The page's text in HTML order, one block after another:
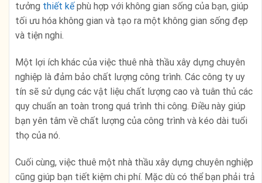
tưởng thiết kếphù hợp với không gian sống của bạn, giúp
tối ưu hóa không gian và tạo ra một không gian sống đẹp
và tiện nghi.
Một lợi ích khác của việc thuê nhà thầu xây dựng chuyên
nghiệp là đảm bảo chất lượng công trình. Các công ty uy
tín sẽ sử dụng các vật liệu chất lượng cao và tuân thủ các
quy chuẩn an toàn trong quá trình thi công. Điều này giúp
bạn yên tâm về chất lượng của công trình và kéo dài tuổi
thọ của nó.
Cuối cùng, việc thuê một nhà thầu xây dựng chuyên nghiệp
cũng giúp bạn tiết kiệm chi phí. Mặc dù có thể bạn phải trả